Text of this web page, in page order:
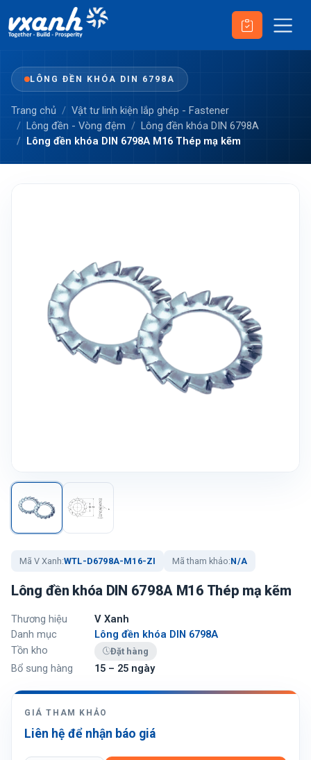
LÔNG ĐỀN KHÓA DIN 6798A
Trang chủ
Vật tư linh kiện lắp ghép - Fastener
Lông đền - Vòng đệm
Lông đền khóa DIN 6798A
Lông đền khóa DIN 6798A M16 Thép mạ kẽm
Mã V Xanh:WTL-D6798A-M16-ZI Mã tham khảo:N/A
Lông đền khóa DIN 6798A M16 Thép mạ kẽm
Thương hiệu
V Xanh
Danh mục
Lông đền khóa DIN 6798A
Tồn kho
Đặt hàng
Bổ sung hàng 15 – 25 ngày
GIÁ THAM KHẢO
Liên hệ để nhận báo giá